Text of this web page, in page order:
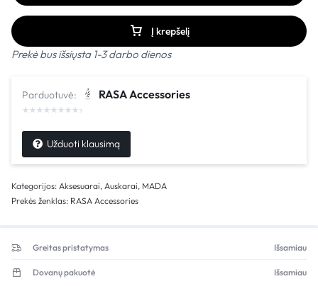
Į krepšelį
Prekė bus išsiųsta 1-3 darbo dienos
Parduotuvė: RASA Accessories
Užduoti klausimą
Kategorijos: Aksesuarai, Auskarai, MADA
Prekės ženklas: RASA Accessories
Greitas pristatymas Išsamiau
Dovanų pakuotė Išsamiau